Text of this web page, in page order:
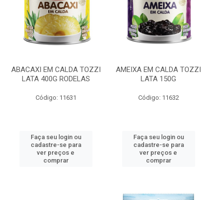
ABACAXI EM CALDA TOZZI
LATA 400G RODELAS
Código: 11631
Faça seu login ou
cadastre-se para
ver preços e
comprar
AMEIXA EM CALDA TOZZI
LATA 150G
Código: 11632
Faça seu login ou
cadastre-se para
ver preços e
comprar